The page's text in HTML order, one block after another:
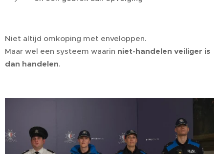
Niet altijd omkoping met enveloppen.
Maar wel een systeem waarin niet-handelen veiliger is
dan handelen.